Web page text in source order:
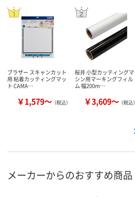
ブラザー スキャンカット
用 粘着カッティングマッ
ト CAMA…
￥1,579～ （税込）
桜井 小型カッティングマ
シン用マーキングフィル
ム 幅200m…
￥3,609～ （税込）
メーカーからのおすすめ商品